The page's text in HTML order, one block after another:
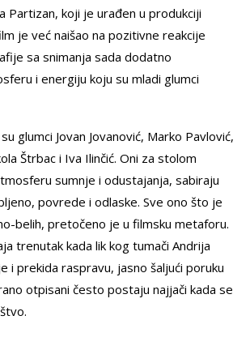
Partizan, koji je urađen u produkciji
je već naišao na pozitivne reakcije
sa snimanja sada dodatno
i energiju koju su mladi glumci
glumci Jovan Jovanović, Marko Pavlović,
Štrbac i Iva Ilinčić. Oni za stolom
sumnje i odustajanja, sabiraju
povrede i odlaske. Sve ono što je
belih, pretočeno je u filmsku metaforu.
trenutak kada lik kog tumači Andrija
i prekida raspravu, jasno šaljući poruku
otpisani često postaju najjači kada se